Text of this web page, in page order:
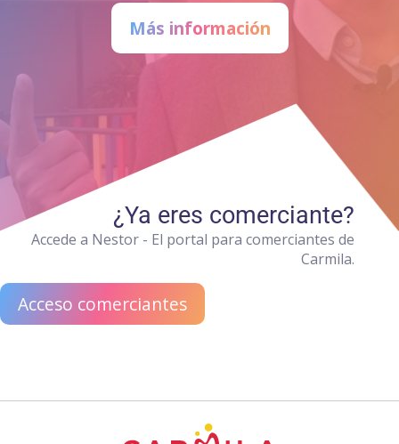
Más información
¿Ya eres comerciante?
Accede a Nestor - El portal para comerciantes de
Carmila.
Acceso comerciantes